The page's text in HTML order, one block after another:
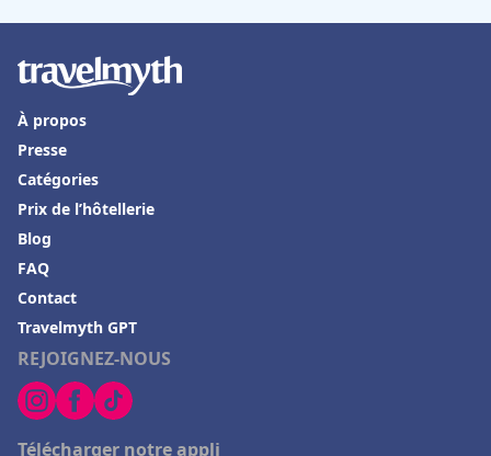
Hôtels à Villefranche-de-Lauragais
Hôtels en Andorre
Hôtels à Chantilly
Hôtels à Grindelwald
Hôtels à Thann
Hôtels à Bonneuil-sur-Marne
Hôtels à Tallard
Hôtels à Lion-sur-Mer
Hôtels à Playa del Carmen
Hôtels à Le Luc
REJOIGNEZ-NOUS
Télécharger notre appli
À propos
Presse
Catégories
Prix de l’hôtellerie
Blog
FAQ
Contact
Travelmyth GPT